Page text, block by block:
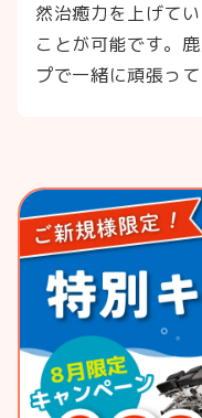
然治癒力を上げて
ことが可能です。
プで一緒に頑張っ